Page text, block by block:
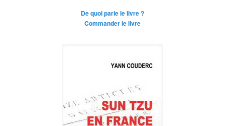
De quoi parle le livre ?
Commander le livre